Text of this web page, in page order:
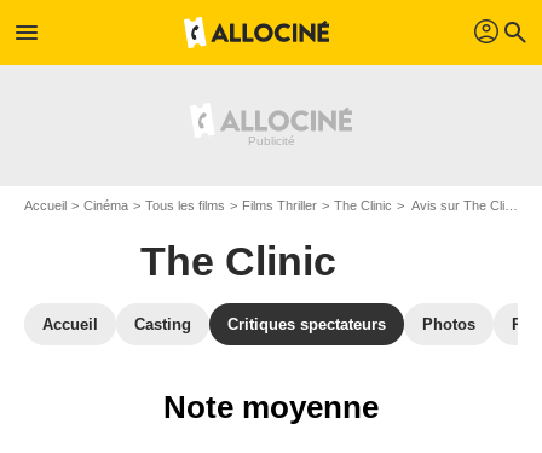
menu profil search
Accueil Cinéma Tous les films Films Thriller The Clinic Avis sur The Clinic
The Clinic
Accueil Casting Critiques spectateurs Photos
Note moyenne